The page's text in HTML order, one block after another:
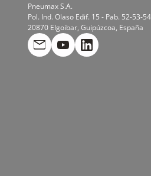
Pneumax S.A.
Pol. Ind. Olaso Edif. 15 - Pab. 52-53-54
20870 Elgoibar, Guipúzcoa, España